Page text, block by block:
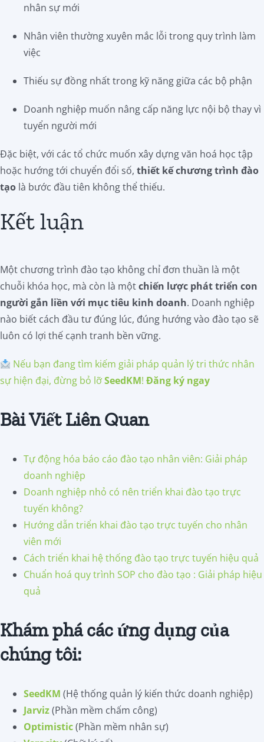
nhân sự mới
Nhân viên thường xuyên mắc lỗi trong quy trình làm
việc
Thiếu sự đồng nhất trong kỹ năng giữa các bộ phận
Doanh nghiệp muốn nâng cấp năng lực nội bộ thay vì
tuyển người mới
Đặc biệt, với các tổ chức muốn xây dựng văn hoá học tập
hoặc hướng tới chuyển đổi số, thiết kế chương trình đào
tạolà bước đầu tiên không thể thiếu.
Kết luận
Một chương trình đào tạo không chỉ đơn thuần là một
chuỗi khóa học, mà còn là mộtchiến lược phát triển con
người gắn liền với mục tiêu kinh doanh. Doanh nghiệp
nào biết cách đầu tư đúng lúc, đúng hướng vào đào tạo sẽ
luôn có lợi thế cạnh tranh bền vững.
Nếu bạn đang tìm kiếm giải pháp quản lý tri thức nhân
sự hiện đại, đừng bỏ lỡSeedKM! Đăng ký ngay
Bài Viết Liên Quan
Tự động hóa báo cáo đào tạo nhân viên: Giải pháp
doanh nghiệp
Doanh nghiệp nhỏ có nên triển khai đào tạo trực
tuyến không?
Hướng dẫn triển khai đào tạo trực tuyến cho nhân
viên mới
Cách triển khai hệ thống đào tạo trực tuyến hiệu quả
Chuẩn hoá quy trình SOP cho đào tạo : Giải pháp hiệu
quả
Khám phá các ứng dụng của
chúng tôi:
SeedKM (Hệ thống quản lý kiến thức doanh nghiệp)
Jarviz(Phần mềm chấm công)
Optimistic(Phần mềm nhân sự)